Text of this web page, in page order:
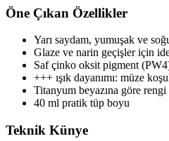
Öne Çıkan Özellikler
Yarı saydam, yumuşak ve
Glaze ve narin geçişler için
Saf çinko oksit pigment
+++ ışık dayanımı: müze
Titanyum beyazına göre
40 ml pratik tüp boyu
Teknik Künye